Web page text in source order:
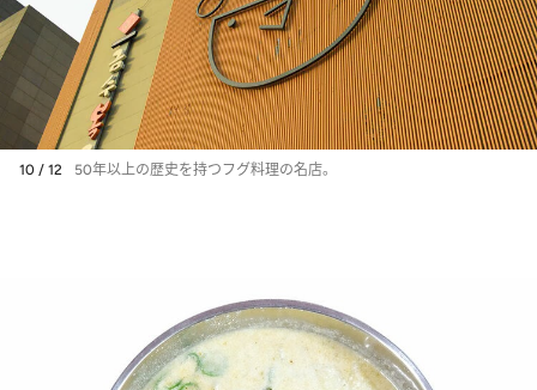
10 / 12 50年以上の歴史を持つフグ料理の名店。